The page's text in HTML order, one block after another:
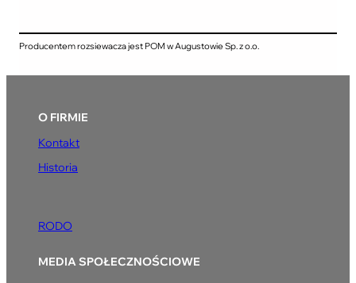
Producentem rozsiewacza jest POM w Augustowie Sp. z o.o.
O FIRMIE
Kontakt
Historia
RODO
MEDIA SPOŁECZNOŚCIOWE